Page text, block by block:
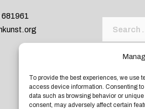
To provide the best experiences, we use
access device information. Consenting
data such as browsing behavior or
consent, may adversely affect certain
681961